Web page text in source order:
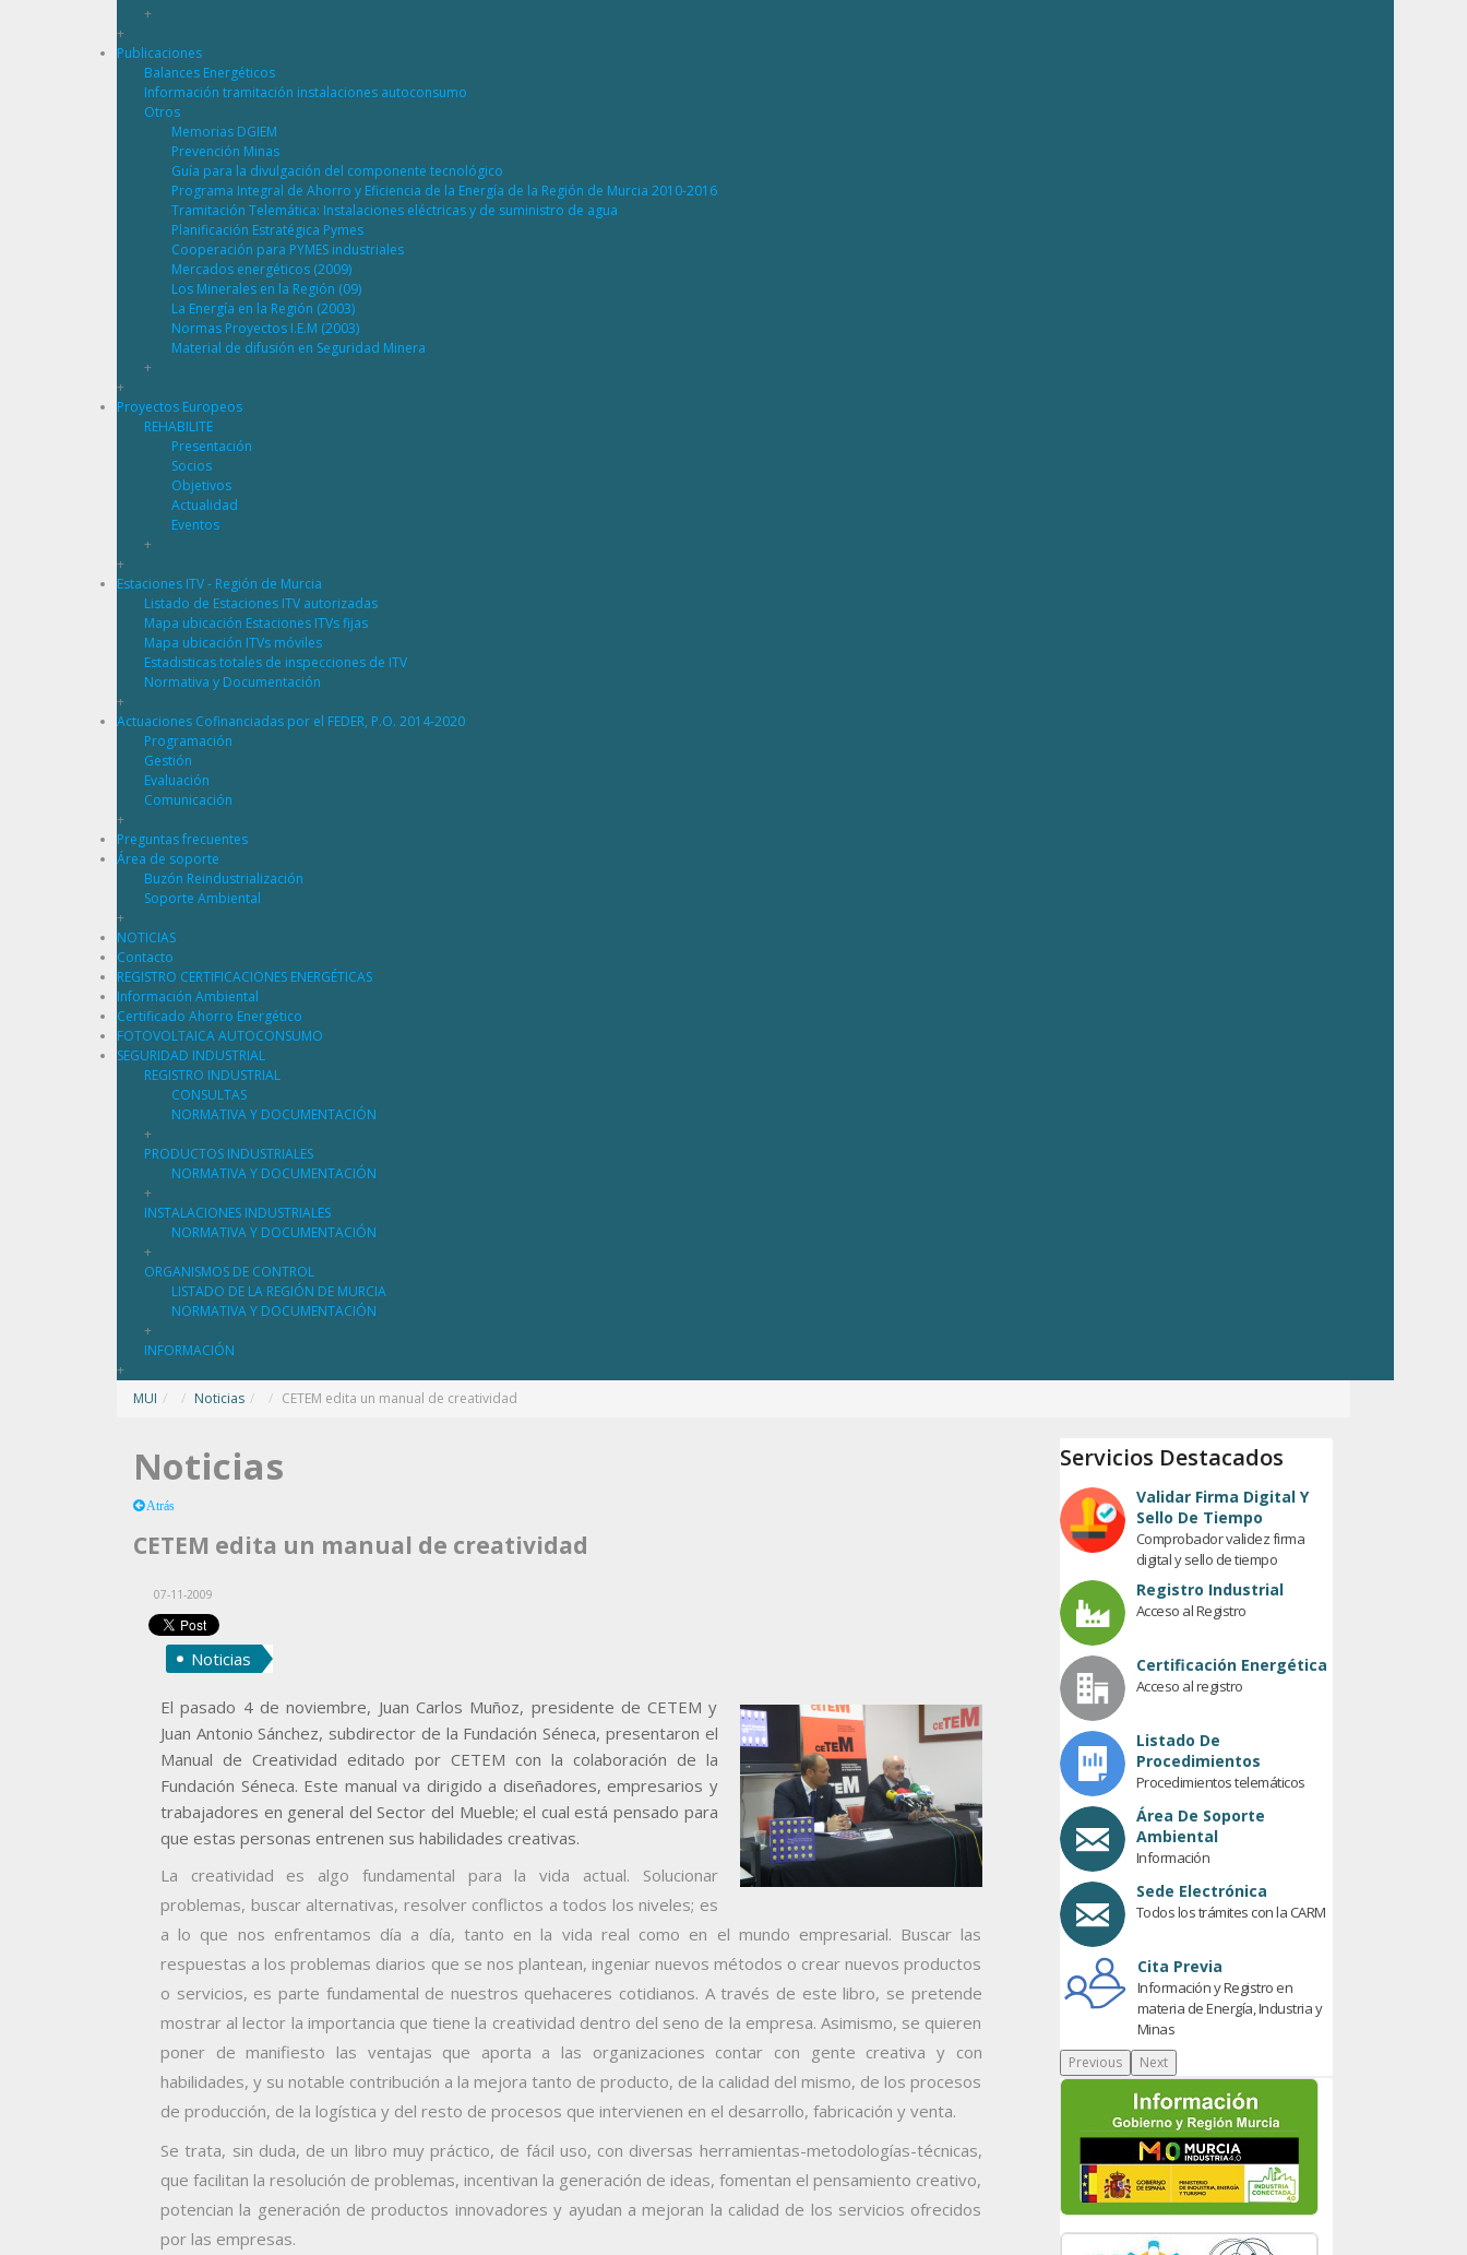
+
+
Publicaciones
Balances Energéticos
Información tramitación instalaciones autoconsumo
Otros
Memorias DGIEM
Prevención Minas
Guía para la divulgación del componente tecnológico
Programa Integral de Ahorro y Eficiencia de la Energía de la Región de Murcia 2010-2016
Tramitación Telemática: Instalaciones eléctricas y de suministro de agua
Planificación Estratégica Pymes
Cooperación para PYMES industriales
Mercados energéticos (2009)
Los Minerales en la Región (09)
La Energía en la Región (2003)
Normas Proyectos I.E.M (2003)
Material de difusión en Seguridad Minera
+
+
Proyectos Europeos
REHABILITE
Presentación
Socios
Objetivos
Actualidad
Eventos
+
+
Estaciones ITV - Región de Murcia
Listado de Estaciones ITV autorizadas
Mapa ubicación Estaciones ITVs fijas
Mapa ubicación ITVs móviles
Estadisticas totales de inspecciones de ITV
Normativa y Documentación
+
Actuaciones Cofinanciadas por el FEDER, P.O. 2014-2020
Programación
Gestión
Evaluación
Comunicación
+
Preguntas frecuentes
Área de soporte
Buzón Reindustrialización
Soporte Ambiental
+
NOTICIAS
Contacto
REGISTRO CERTIFICACIONES ENERGÉTICAS
Información Ambiental
Certificado Ahorro Energético
FOTOVOLTAICA AUTOCONSUMO
SEGURIDAD INDUSTRIAL
REGISTRO INDUSTRIAL
CONSULTAS
NORMATIVA Y DOCUMENTACIÓN
+
PRODUCTOS INDUSTRIALES
NORMATIVA Y DOCUMENTACIÓN
+
INSTALACIONES INDUSTRIALES
NORMATIVA Y DOCUMENTACIÓN
+
ORGANISMOS DE CONTROL
LISTADO DE LA REGIÓN DE MURCIA
NORMATIVA Y DOCUMENTACIÓN
+
INFORMACIÓN
+
MUI / Noticias / CETEM edita un manual de creatividad
Noticias
Atrás
CETEM edita un manual de creatividad
07-11-2009
Noticias
El pasado 4 de noviembre, Juan Carlos Muñoz, presidente de CETEM y
Juan Antonio Sánchez, subdirector de la Fundación Séneca, presentaron el
Manual de Creatividad editado por CETEM con la colaboración de la
Fundación Séneca. Este manual va dirigido a diseñadores, empresarios y
trabajadores en general del Sector del Mueble; el cual está pensado para
que estas personas entrenen sus habilidades creativas.
La creatividad es algo fundamental para la vida actual. Solucionar
problemas, buscar alternativas, resolver conflictos a todos los niveles; es
a lo que nos enfrentamos día a día, tanto en la vida real como en el mundo empresarial. Buscar las
respuestas a los problemas diarios que se nos plantean, ingeniar nuevos métodos o crear nuevos productos
o servicios, es parte fundamental de nuestros quehaceres cotidianos. A través de este libro, se pretende
mostrar al lector la importancia que tiene la creatividad dentro del seno de la empresa. Asimismo, se quieren
poner de manifiesto las ventajas que aporta a las organizaciones contar con gente creativa y con
habilidades, y su notable contribución a la mejora tanto de producto, de la calidad del mismo, de los procesos
de producción, de la logística y del resto de procesos que intervienen en el desarrollo, fabricación y venta.
Se trata, sin duda, de un libro muy práctico, de fácil uso, con diversas herramientas-metodologías-técnicas,
que facilitan la resolución de problemas, incentivan la generación de ideas, fomentan el pensamiento creativo,
potencian la generación de productos innovadores y ayudan a mejoran la calidad de los servicios ofrecidos
por las empresas.
Servicios Destacados
Validar Firma Digital Y
Sello De Tiempo
Comprobador validez firma
digital y sello de tiempo
Registro Industrial
Acceso al Registro
Certificación Energética
Acceso al registro
Listado De
Procedimientos
Procedimientos telemáticos
Área De Soporte
Ambiental
Información
Sede Electrónica
Todos los trámites con la CARM
Cita Previa
Información y Registro en
materia de Energía, Industria y
Minas
Previous Next